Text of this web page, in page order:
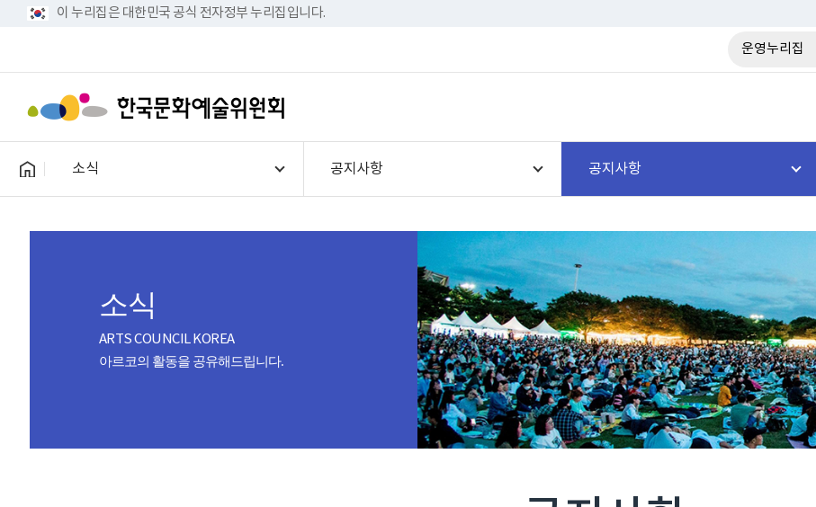
이 누리집은 대한민국 공식 전자정부 누리집입니다.
운영누리집
소식 공지사항 공지사항
소식
ARTS COUNCIL KOREA
아르코의 활동을 공유해드립니다.